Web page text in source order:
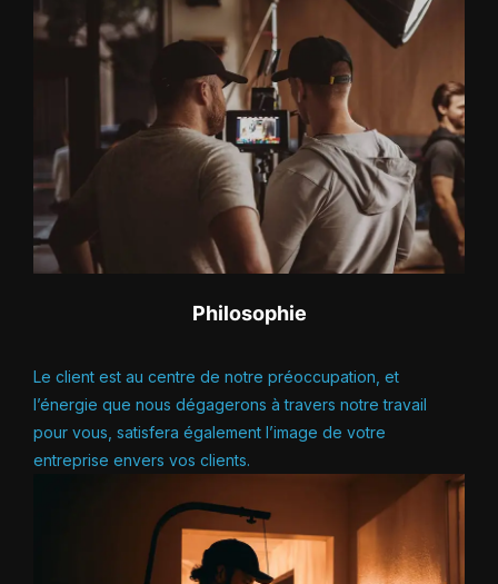
Philosophie
Le client est au centre de notre préoccupation, et
l’énergie que nous dégagerons à travers notre travail
pour vous, satisfera également l’image de votre
entreprise envers vos clients.